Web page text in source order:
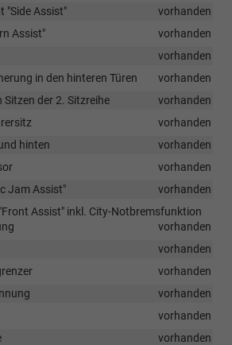
"Side Assist"
vorhanden
Assist"
vorhanden
vorhanden
in den hinteren Türen
vorhanden
der 2. Sitzreihe
vorhanden
vorhanden
hinten
vorhanden
vorhanden
Jam Assist"
vorhanden
Assist" inkl. City-Notbremsfunktion
vorhanden
vorhanden
vorhanden
vorhanden
vorhanden
vorhanden